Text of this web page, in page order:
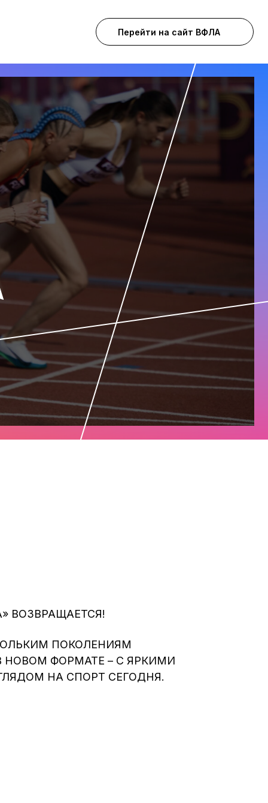
Перейти на сайт ВФЛА
ПОКОЛЕНИЯМ
ФОРМАТЕ – С ЯРКИМИ
НА СПОРТ СЕГОДНЯ.
ВОЗВРАЩАЕТСЯ!